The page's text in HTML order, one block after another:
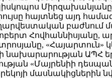
Միրզախանյանը,
հայտնեց այդ
Հովհաննիսյանը,
«Հայարտուն»
նախարարության ԱՊՀ
«Մայրենիի
մասնակիցներին